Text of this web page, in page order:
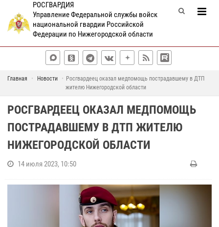
РОСГВАРДИЯ
Управление Федеральной службы войск
национальной гвардии Российской
Федерации по Нижегородской области
Главная Новости
Росгвардеец оказал медпомощь пострадавшему в ДТП
жителю Нижегородской области
РОСГВАРДЕЕЦ ОКАЗАЛ МЕДПОМОЩЬ
ПОСТРАДАВШЕМУ В ДТП ЖИТЕЛЮ
НИЖЕГОРОДСКОЙ ОБЛАСТИ
14 июля 2023, 10:50